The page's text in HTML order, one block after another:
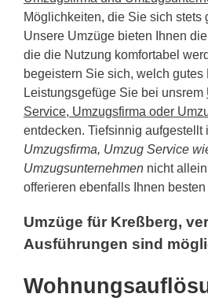
Möglichkeiten, die Sie sich stets
Unsere Umzüge bieten Ihnen
die die Nutzung komfortabel
begeistern Sie sich, welch gutes
Leistungsgefüge Sie bei unsrem
Service, Umzugsfirma oder
entdecken. Tiefsinnig aufgestellt
Umzugsfirma, Umzug Service
Umzugsunternehmen nicht
offerieren ebenfalls Ihnen
Umzüge für Kreßberg,
Ausführungen sind